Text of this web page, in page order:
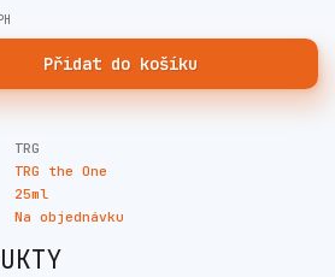
Přidat do košíku
TRG
TRG the One
25ml
Na objednávku